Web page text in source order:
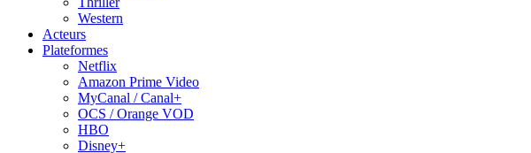
Western
Acteurs
Plateformes
Netflix
Amazon Prime Video
MyCanal / Canal+
OCS / Orange VOD
HBO
Disney+